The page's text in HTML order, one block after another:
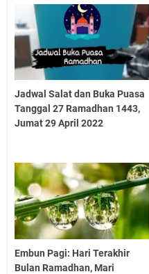
Jadwal Salat dan Buka Puasa
Tanggal 27 Ramadhan 1443,
Jumat 29 April 2022
Embun Pagi: Hari Terakhir
Bulan Ramadhan, Mari